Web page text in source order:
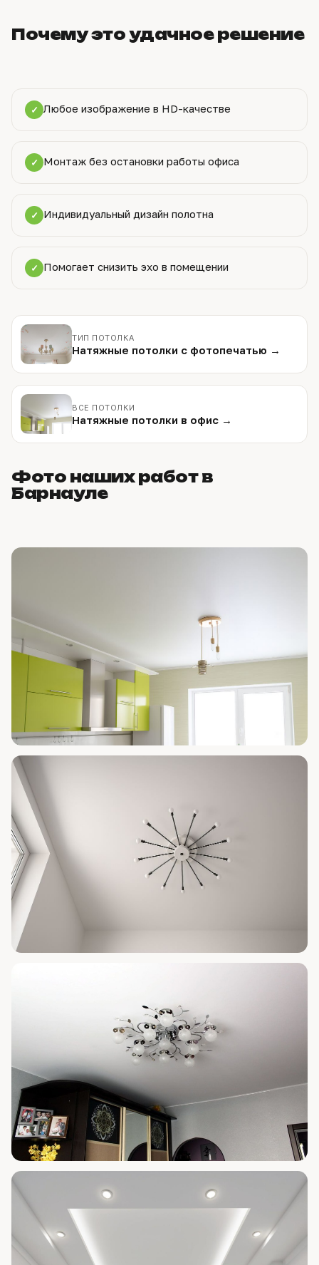
Почему это удачное решение
✓ Любое изображение в HD-качестве
✓ Монтаж без остановки работы офиса
✓ Индивидуальный дизайн полотна
✓ Помогает снизить эхо в помещении
ТИП ПОТОЛКА
Натяжные потолки с фотопечатью →
ВСЕ ПОТОЛКИ
Натяжные потолки в офис →
Фото наших работ в
Барнауле